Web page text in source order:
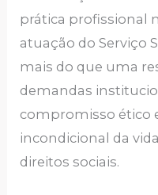
prática profissional
atuação do Serviço
mais do que uma
demandas
compromisso ético
incondicional da
direitos sociais.